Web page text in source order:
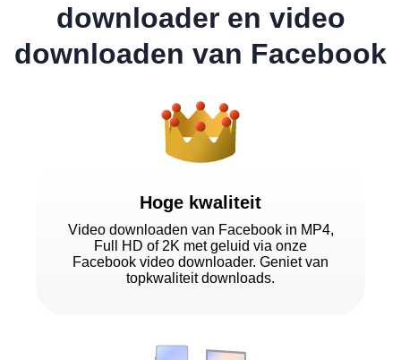
downloader en video
downloaden van Facebook
Hoge kwaliteit
Video downloaden van Facebook in MP4,
Full HD of 2K met geluid via onze
Facebook video downloader. Geniet van
topkwaliteit downloads.